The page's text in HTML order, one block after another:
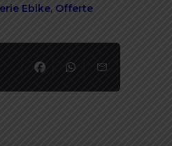
Ebike, Offerte